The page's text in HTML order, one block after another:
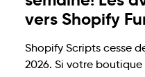
vers Shopify
Shopify Scripts cesse
2026. Si votre